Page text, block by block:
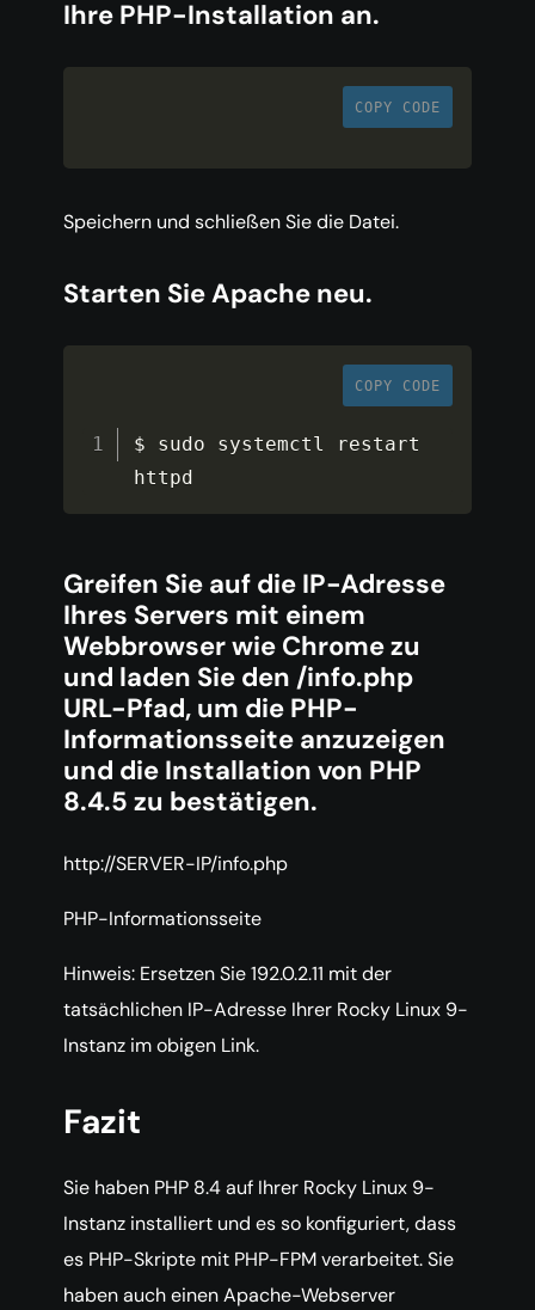
Ihre PHP-Installation an.
COPY CODE
Speichern und schließen Sie die Datei.
Starten Sie Apache neu.
COPY CODE
$ sudo systemctl restart
httpd
Greifen Sie auf die IP-Adresse
Ihres Servers mit einem
Webbrowser wie Chrome zu
und laden Sie den /info.php
URL-Pfad, um die PHP-
Informationsseite anzuzeigen
und die Installation von PHP
8.4.5 zu bestätigen.
http://SERVER-IP/info.php
PHP-Informationsseite
Hinweis: Ersetzen Sie 192.0.2.11 mit der
tatsächlichen IP-Adresse Ihrer Rocky Linux 9-
Instanz im obigen Link.
Fazit
Sie haben PHP 8.4 auf Ihrer Rocky Linux 9-
Instanz installiert und es so konfiguriert, dass
es PHP-Skripte mit PHP-FPM verarbeitet. Sie
haben auch einen Apache-Webserver